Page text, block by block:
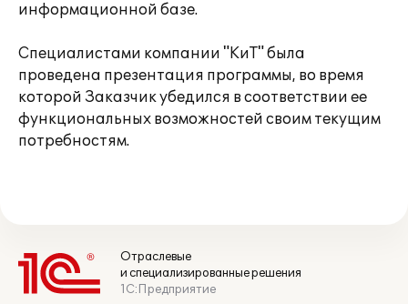
информационной базе.
Специалистами компании "КиТ" была
проведена презентация программы, во время
которой Заказчик убедился в соответствии ее
функциональных возможностей своим текущим
потребностям.
Отраслевые
и специализированные решения
1С:Предприятие